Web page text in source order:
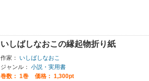
いしばしなおこの縁起物折り紙
作家：
いしばしなおこ
ジャンル： 小説・実用書
巻数： 1巻
価格： 1,300pt